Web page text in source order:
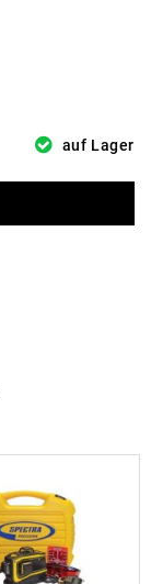
auf Lager